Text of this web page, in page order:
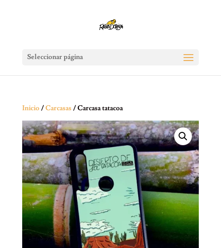
Seleccionar página
Inicio/Carcasas/ Carcasa tatacoa